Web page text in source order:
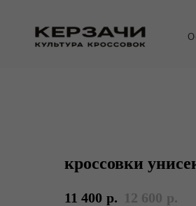
Обувь
кроссовки
11 400 р. 12 600 р.